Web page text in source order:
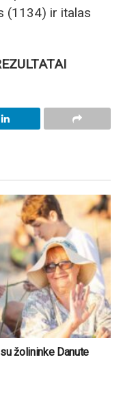
(1134) ir italas
žolininke Danute